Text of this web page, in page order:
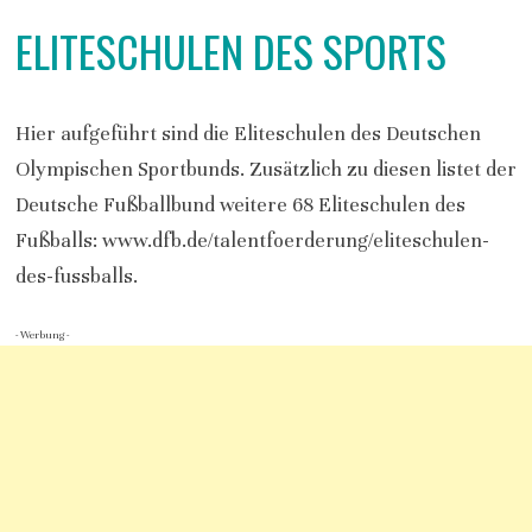
ELITESCHULEN DES SPORTS
Hier aufgeführt sind die Eliteschulen des Deutschen
Olympischen Sportbunds. Zusätzlich zu diesen listet der
Deutsche Fußballbund weitere 68 Eliteschulen des
Fußballs: www.dfb.de/talentfoerderung/eliteschulen-
des-fussballs.
- Werbung -